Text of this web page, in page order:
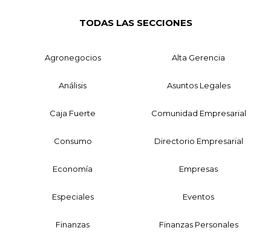
TODAS LAS SECCIONES
Agronegocios Alta Gerencia
Análisis Asuntos Legales
Caja Fuerte Comunidad Empresarial
Consumo Directorio Empresarial
Economía Empresas
Especiales Eventos
Finanzas Finanzas Personales